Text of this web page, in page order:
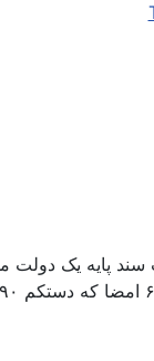
پایه یک دولت